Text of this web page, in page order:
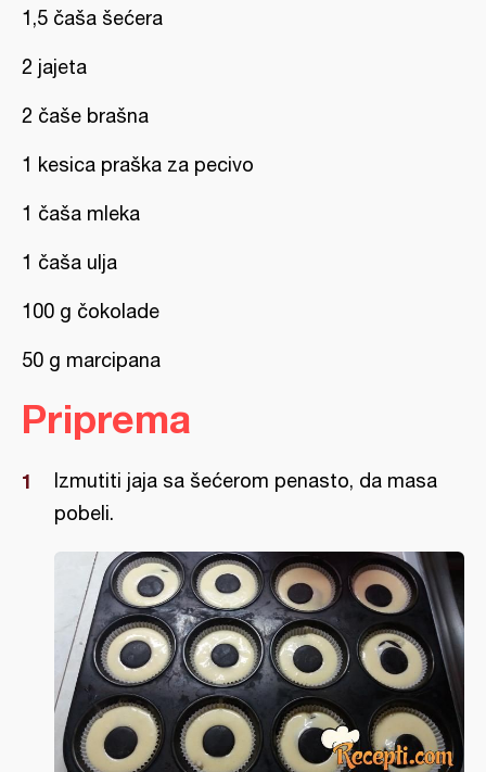
1,5 čaša šećera
2 jajeta
2 čaše brašna
1 kesica praška za pecivo
1 čaša mleka
1 čaša ulja
100 g čokolade
50 g marcipana
Priprema
Izmutiti jaja sa šećerom penasto, da masa
pobeli.